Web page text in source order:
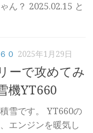
ん？ 2025.02.15 と
０ 2025年1月29日
ーで攻めてみ
機YT660
雪です。 YT660の
エンジンを暖気し